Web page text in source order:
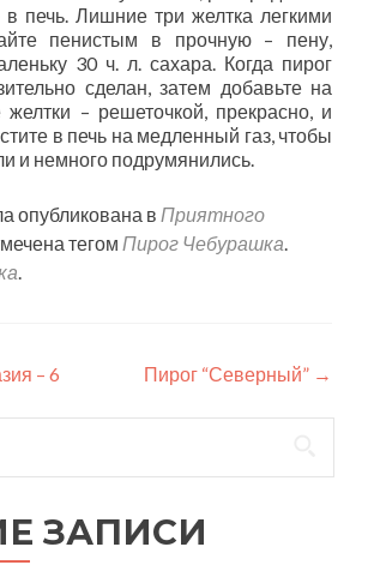
в печь. Лишние три желтка легкими
пенистым в прочную – пену,
30 ч. л. сахара. Когда пирог
сделан, затем добавьте на
желтки – решеточкой, прекрасно, и
в печь на медленный газ, чтобы
и немного подрумянились.
опубликована в Приятного
тегом Пирог Чебурашка.
.
– 6 Пирог “Северный” →
ЗАПИСИ